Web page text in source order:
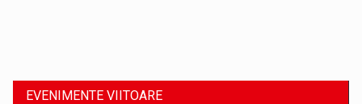
EVENIMENTE VIITOARE